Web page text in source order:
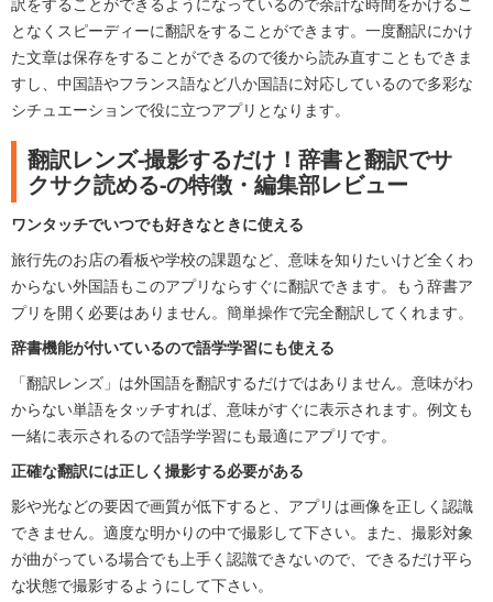
となくスピーディーに翻訳をすることができます。一度翻訳にかけ
た文章は保存をすることができるので後から読み直すこともできま
すし、中国語やフランス語など八か国語に対応しているので多彩な
シチュエーションで役に立つアプリとなります。
翻訳レンズ-撮影するだけ！辞書と翻訳でサ
クサク読める-の特徴・編集部レビュー
ワンタッチでいつでも好きなときに使える
旅行先のお店の看板や学校の課題など、意味を知りたいけど全くわ
からない外国語もこのアプリならすぐに翻訳できます。もう辞書ア
プリを開く必要はありません。簡単操作で完全翻訳してくれます。
辞書機能が付いているので語学学習にも使える
「翻訳レンズ」は外国語を翻訳するだけではありません。意味がわ
からない単語をタッチすれば、意味がすぐに表示されます。例文も
一緒に表示されるので語学学習にも最適にアプリです。
正確な翻訳には正しく撮影する必要がある
影や光などの要因で画質が低下すると、アプリは画像を正しく認識
できません。適度な明かりの中で撮影して下さい。また、撮影対象
が曲がっている場合でも上手く認識できないので、できるだけ平ら
な状態で撮影するようにして下さい。